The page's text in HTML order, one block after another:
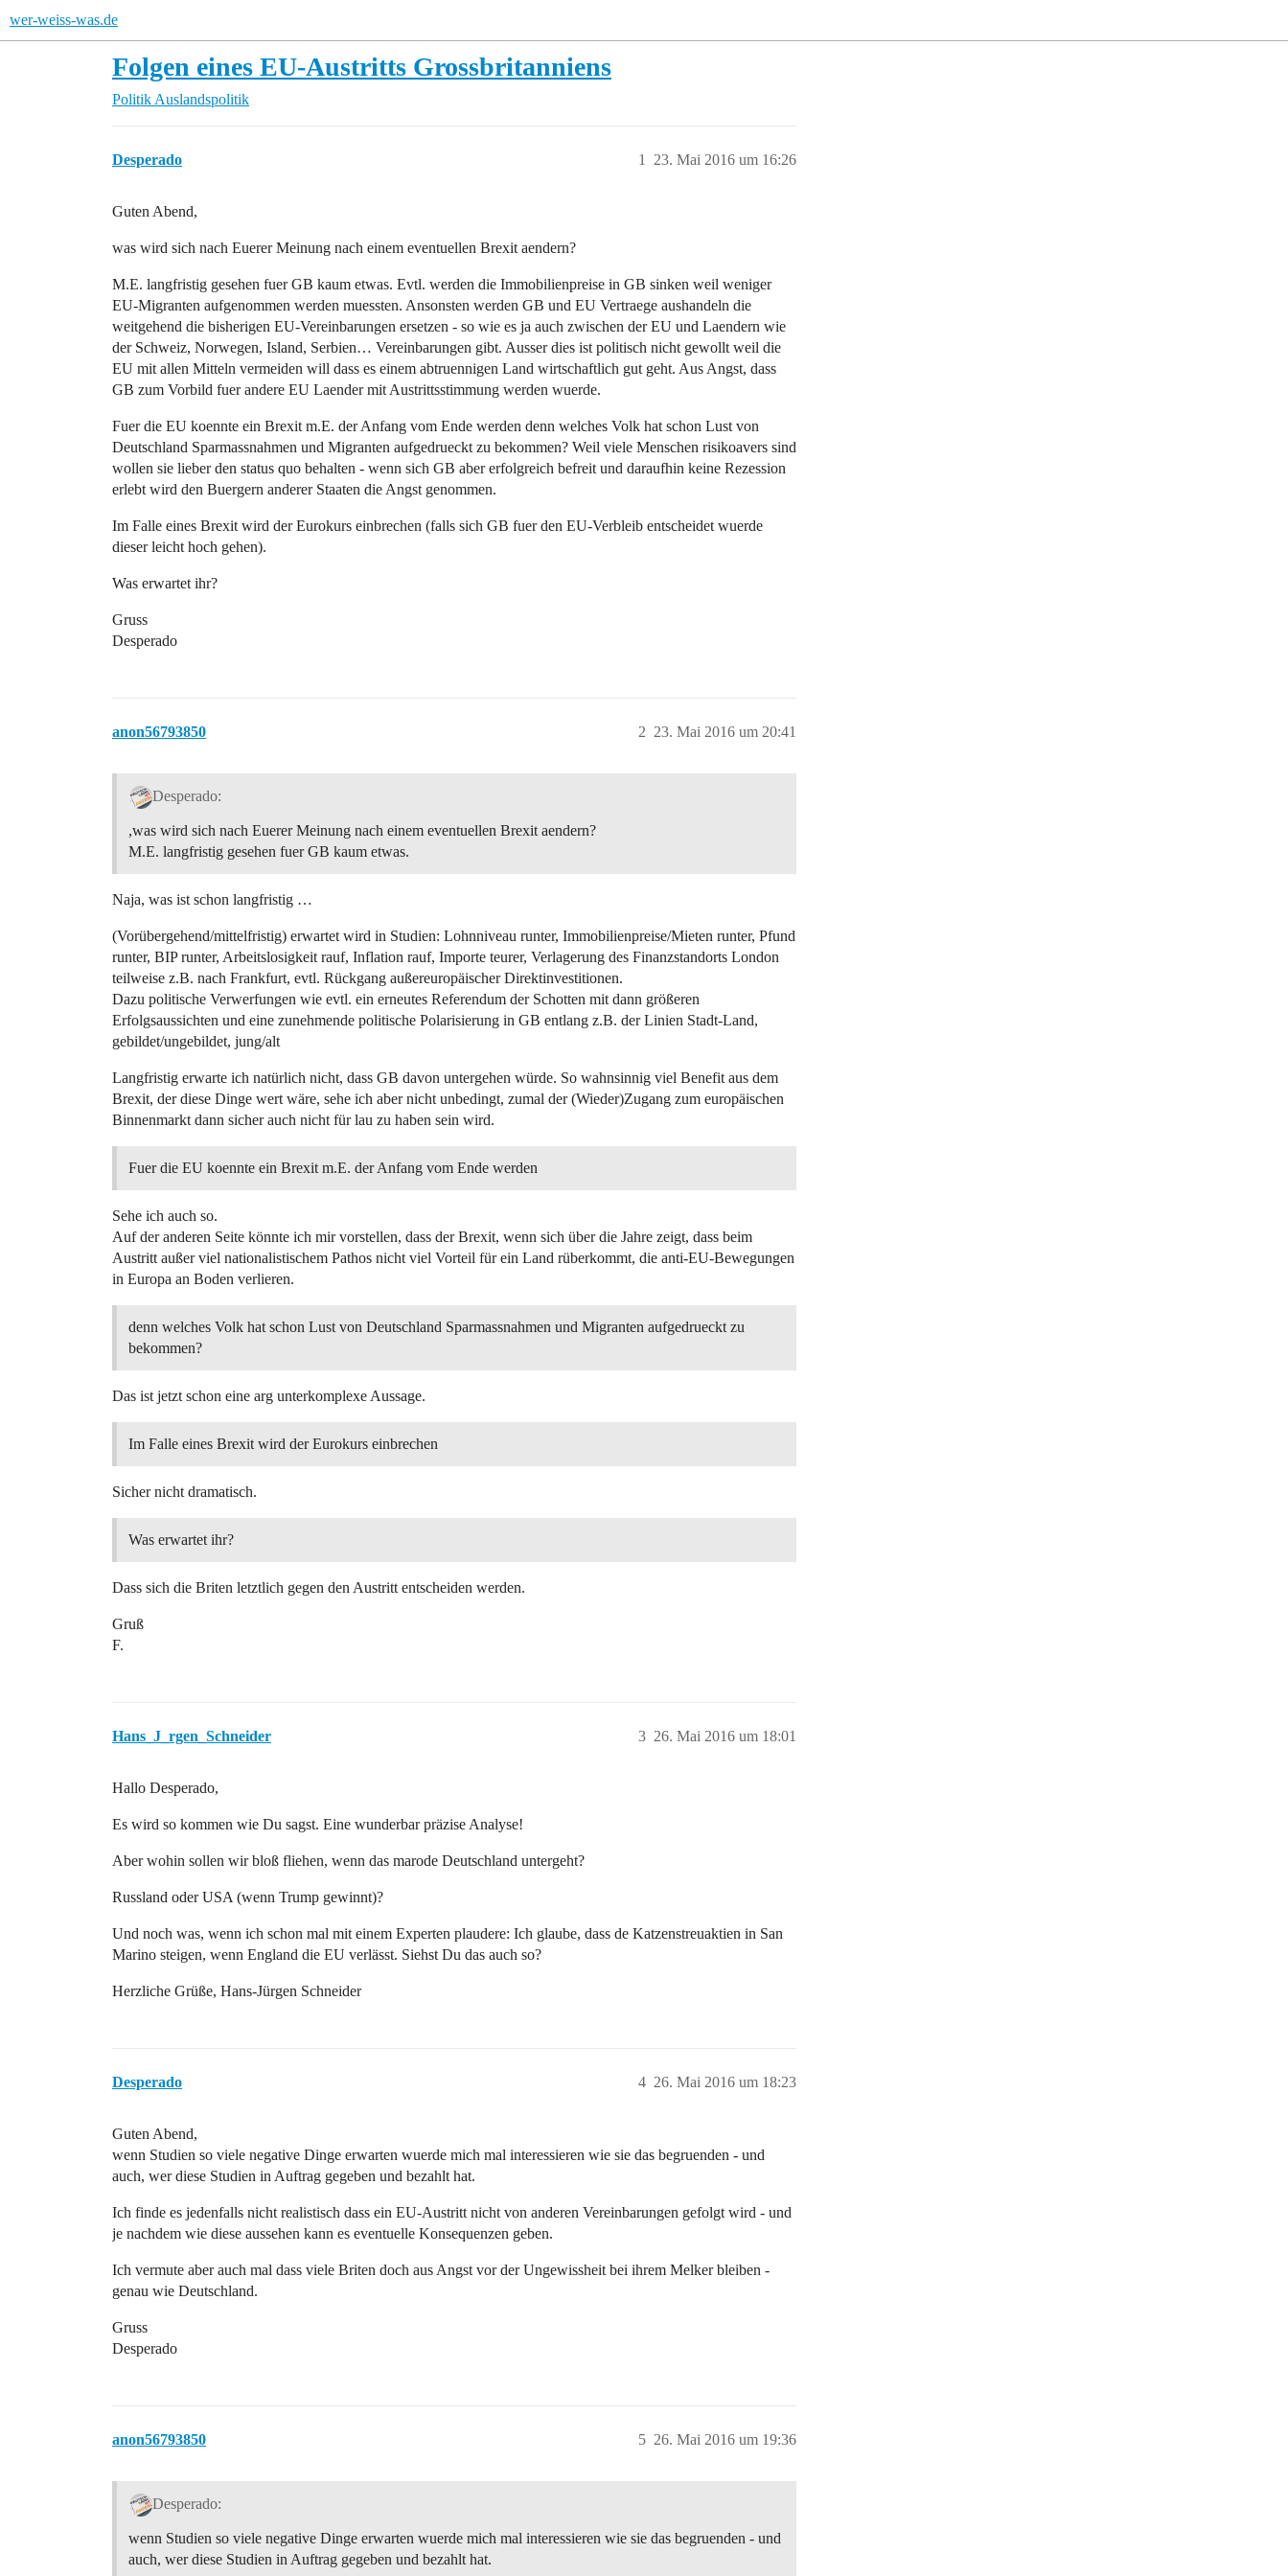
wer-weiss-was.de
Folgen eines EU-Austritts Grossbritanniens
Politik Auslandspolitik
Desperado 23. Mai 2016 um 16:26
1
Guten Abend,
was wird sich nach Euerer Meinung nach einem eventuellen Brexit aendern?
M.E. langfristig gesehen fuer GB kaum etwas. Evtl. werden die Immobilienpreise in GB sinken weil weniger
EU-Migranten aufgenommen werden muessten. Ansonsten werden GB und EU Vertraege aushandeln die
weitgehend die bisherigen EU-Vereinbarungen ersetzen - so wie es ja auch zwischen der EU und Laendern wie
der Schweiz, Norwegen, Island, Serbien… Vereinbarungen gibt. Ausser dies ist politisch nicht gewollt weil die
EU mit allen Mitteln vermeiden will dass es einem abtruennigen Land wirtschaftlich gut geht. Aus Angst, dass
GB zum Vorbild fuer andere EU Laender mit Austrittsstimmung werden wuerde.
Fuer die EU koennte ein Brexit m.E. der Anfang vom Ende werden denn welches Volk hat schon Lust von
Deutschland Sparmassnahmen und Migranten aufgedrueckt zu bekommen? Weil viele Menschen risikoavers sind
wollen sie lieber den status quo behalten - wenn sich GB aber erfolgreich befreit und daraufhin keine Rezession
erlebt wird den Buergern anderer Staaten die Angst genommen.
Im Falle eines Brexit wird der Eurokurs einbrechen (falls sich GB fuer den EU-Verbleib entscheidet wuerde
dieser leicht hoch gehen).
Was erwartet ihr?
Gruss
Desperado
anon56793850 23. Mai 2016 um 20:41
2
Desperado:
,was wird sich nach Euerer Meinung nach einem eventuellen Brexit aendern?
M.E. langfristig gesehen fuer GB kaum etwas.
Naja, was ist schon langfristig …
(Vorübergehend/mittelfristig) erwartet wird in Studien: Lohnniveau runter, Immobilienpreise/Mieten runter, Pfund
runter, BIP runter, Arbeitslosigkeit rauf, Inflation rauf, Importe teurer, Verlagerung des Finanzstandorts London
teilweise z.B. nach Frankfurt, evtl. Rückgang außereuropäischer Direktinvestitionen.
Dazu politische Verwerfungen wie evtl. ein erneutes Referendum der Schotten mit dann größeren
Erfolgsaussichten und eine zunehmende politische Polarisierung in GB entlang z.B. der Linien Stadt-Land,
gebildet/ungebildet, jung/alt
Langfristig erwarte ich natürlich nicht, dass GB davon untergehen würde. So wahnsinnig viel Benefit aus dem
Brexit, der diese Dinge wert wäre, sehe ich aber nicht unbedingt, zumal der (Wieder)Zugang zum europäischen
Binnenmarkt dann sicher auch nicht für lau zu haben sein wird.
Fuer die EU koennte ein Brexit m.E. der Anfang vom Ende werden
Sehe ich auch so.
Auf der anderen Seite könnte ich mir vorstellen, dass der Brexit, wenn sich über die Jahre zeigt, dass beim
Austritt außer viel nationalistischem Pathos nicht viel Vorteil für ein Land rüberkommt, die anti-EU-Bewegungen
in Europa an Boden verlieren.
denn welches Volk hat schon Lust von Deutschland Sparmassnahmen und Migranten aufgedrueckt zu
bekommen?
Das ist jetzt schon eine arg unterkomplexe Aussage.
Im Falle eines Brexit wird der Eurokurs einbrechen
Sicher nicht dramatisch.
Was erwartet ihr?
Dass sich die Briten letztlich gegen den Austritt entscheiden werden.
Gruß
F.
Hans_J_rgen_Schneider 26. Mai 2016 um 18:01
3
Hallo Desperado,
Es wird so kommen wie Du sagst. Eine wunderbar präzise Analyse!
Aber wohin sollen wir bloß fliehen, wenn das marode Deutschland untergeht?
Russland oder USA (wenn Trump gewinnt)?
Und noch was, wenn ich schon mal mit einem Experten plaudere: Ich glaube, dass de Katzenstreuaktien in San
Marino steigen, wenn England die EU verlässt. Siehst Du das auch so?
Herzliche Grüße, Hans-Jürgen Schneider
Desperado 26. Mai 2016 um 18:23
4
Guten Abend,
wenn Studien so viele negative Dinge erwarten wuerde mich mal interessieren wie sie das begruenden - und
auch, wer diese Studien in Auftrag gegeben und bezahlt hat.
Ich finde es jedenfalls nicht realistisch dass ein EU-Austritt nicht von anderen Vereinbarungen gefolgt wird - und
je nachdem wie diese aussehen kann es eventuelle Konsequenzen geben.
Ich vermute aber auch mal dass viele Briten doch aus Angst vor der Ungewissheit bei ihrem Melker bleiben -
genau wie Deutschland.
Gruss
Desperado
anon56793850 26. Mai 2016 um 19:36
5
Desperado:
wenn Studien so viele negative Dinge erwarten wuerde mich mal interessieren wie sie das begruenden - und
auch, wer diese Studien in Auftrag gegeben und bezahlt hat.